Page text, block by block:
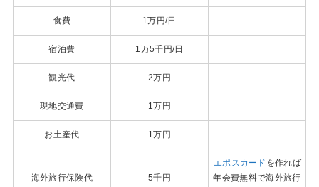
食費 1万円/日
宿泊費 1万5千円/日
観光代 2万円
現地交通費 1万円
お土産代 1万円
海外旅行保険代 5千円
エポスカード を作れば
年会費無料で海外旅行